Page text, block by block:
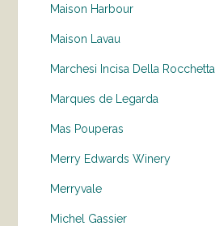
Maison Harbour
Maison Lavau
Marchesi Incisa Della Rocchetta
Marques de Legarda
Mas Pouperas
Merry Edwards Winery
Merryvale
Michel Gassier